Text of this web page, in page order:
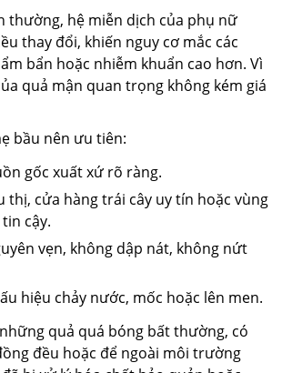
thường, hệ miễn dịch của phụ nữ
thay đổi, khiến nguy cơ mắc các
bẩn hoặc nhiễm khuẩn cao hơn. Vì
quả mận quan trọng không kém giá
bầu nên ưu tiên:
gốc xuất xứ rõ ràng.
thị, cửa hàng trái cây uy tín hoặc vùng
cậy.
vẹn, không dập nát, không nứt
hiệu chảy nước, mốc hoặc lên men.
quả quá bóng bất thường, có
đều hoặc để ngoài môi trường